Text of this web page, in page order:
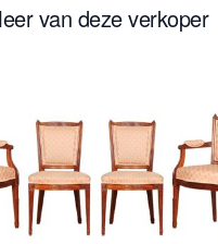
van deze verkoper